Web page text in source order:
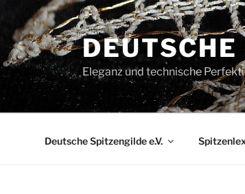
Inhalt
springen
Eleganz und technische
Deutsche Spitzengilde e.V.